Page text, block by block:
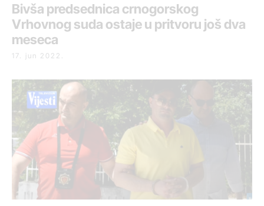
Bivša predsednica crnogorskog
Vrhovnog suda ostaje u pritvoru još dva
meseca
17. jun 2022.